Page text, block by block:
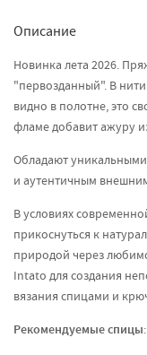
Описание
Новинка лета 2026.
"первозданный". В
видно в полотне, это
фламе добавит ажуру
Обладают
и аутентичным
В условиях
прикоснуться к
природой через
Intato для создания
вязания спицами и
Рекомендуемые спицы